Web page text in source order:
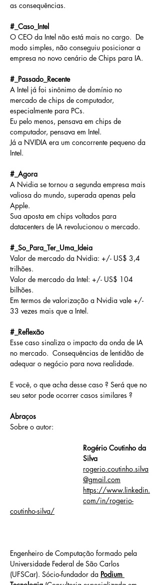
as consequências.
#_Caso_Intel
O CEO da Intel não está mais no cargo.  De
modo simples, não conseguiu posicionar a
empresa no novo cenário de Chips para IA.
#_Passado_Recente
A Intel já foi sinônimo de domínio no
mercado de chips de computador,
especialmente para PCs.
Eu pelo menos, pensava em chips de
computador, pensava em Intel.
Já a NVIDIA era um concorrente pequeno da
Intel.
#_Agora
A Nvidia se tornou a segunda empresa mais
valiosa do mundo, superada apenas pela
Apple.
Sua aposta em chips voltados para
datacenters de IA revolucionou o mercado.
#_So_Para_Ter_Uma_Ideia
Valor de mercado da Nvidia: +/- US$ 3,4
trilhões.
Valor de mercado da Intel: +/- US$ 104
bilhões.
Em termos de valorização a Nvidia vale +/-
33 vezes mais que a Intel.
#_Reflexão
Esse caso sinaliza o impacto da onda de IA
no mercado.  Consequências de lentidão de
adequar o negócio para nova realidade.
E você, o que acha desse caso ? Será que no
seu setor pode ocorrer casos similares ?
Abraços
Sobre o autor:
Rogério Coutinho da
Silva
rogerio.coutinho.silva
@gmail.com
https://www.linkedin.
com/in/rogerio-
coutinho-silva/
Engenheiro de Computação formado pela
Universidade Federal de São Carlos
(UFSCar). Sócio-fundador da Podium